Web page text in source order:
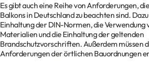
Es gibt auch eine Reihe von Anforderungen,
Balkons in Deutschland zu beachten sind.
Einhaltung der DIN-Normen, die
Materialien und die Einhaltung der geltenden
Brandschutzvorschriften. Außerdem müssen
Anforderungen der örtlichen Bauordnungen